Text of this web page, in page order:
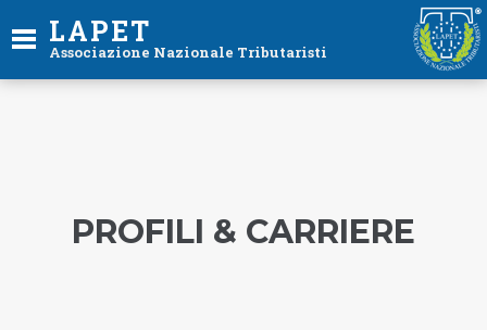
LAPET
Associazione Nazionale Tributaristi
PROFILI & CARRIERE